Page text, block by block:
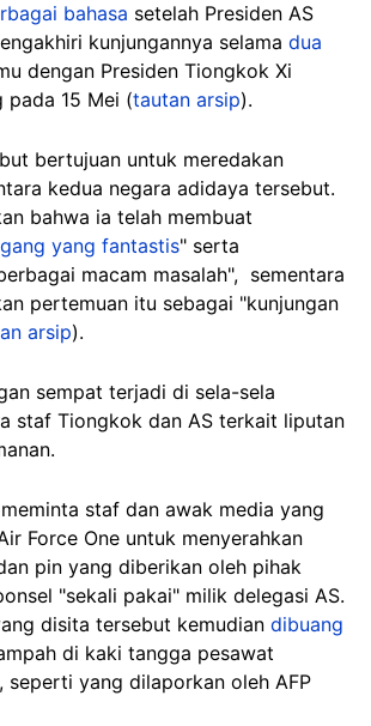
bahasa setelah Presiden AS
kunjungannya selama dua
dengan Presiden Tiongkok Xi
pada 15 Mei (tautan arsip).
bertujuan untuk meredakan
kedua negara adidaya tersebut.
bahwa ia telah membuat
yang fantastis" serta
macam masalah", sementara
pertemuan itu sebagai "kunjungan
arsip).
sempat terjadi di sela-sela
staf Tiongkok dan AS terkait liputan
staf dan awak media yang
Force One untuk menyerahkan
pin yang diberikan oleh pihak
"sekali pakai" milik delegasi AS.
disita tersebut kemudian dibuang
di kaki tangga pesawat
seperti yang dilaporkan oleh AFP